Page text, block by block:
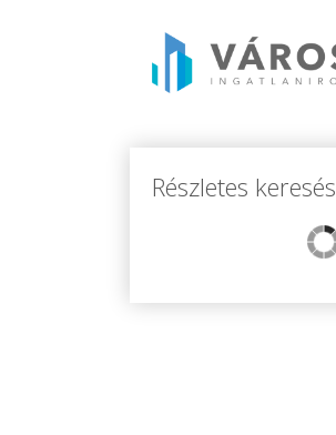
Részletes keresés